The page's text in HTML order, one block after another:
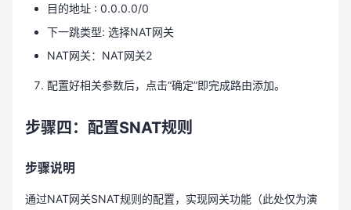
目的地址 : 0.0.0.0/0
下一跳类型: 选择NAT网关
NAT网关：NAT网关2
配置好相关参数后，点击“确定”即完成路由添加。
步骤四：配置SNAT规则
步骤说明
通过NAT网关SNAT规则的配置，实现网关功能（此处仅为演